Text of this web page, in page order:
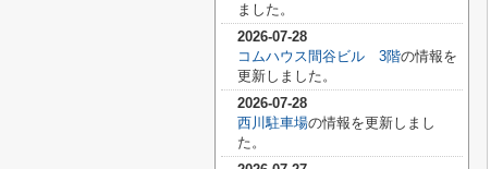
ました。
2026-07-28
コムハウス間谷ビル 3階の情報を
更新しました。
2026-07-28
西川駐車場の情報を更新しまし
た。